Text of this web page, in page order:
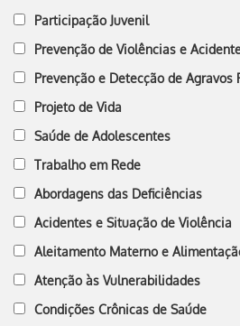
Participação Juvenil
Prevenção de Violências e
Prevenção e Detecção de Agravos
Projeto de Vida
Saúde de Adolescentes
Trabalho em Rede
Abordagens das Deficiências
Acidentes e Situação de Violência
Aleitamento Materno e
Atenção às Vulnerabilidades
Condições Crônicas de Saúde